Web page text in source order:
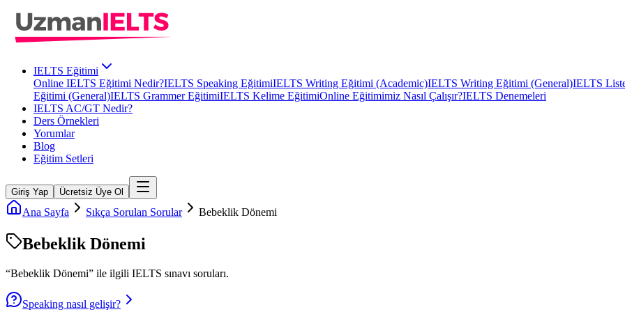
IELTS Eğitimi
Online IELTS Eğitimi Nedir?IELTS Speaking EğitimiIELTS Writing Eğitimi (Academic)IELTS Writing Eğitimi (General)IELTS
Eğitimi (General)IELTS Grammer EğitimiIELTS Kelime EğitimiOnline Eğitimimiz Nasıl Çalışır?IELTS Denemeleri
IELTS AC/GT Nedir?
Ders Örnekleri
Yorumlar
Blog
Eğitim Setleri
Giriş Yap Ücretsiz Üye Ol
Ana Sayfa Sıkça Sorulan Sorular Bebeklik Dönemi
Bebeklik Dönemi
“Bebeklik Dönemi” ile ilgili IELTS sınavı soruları.
Speaking nasıl gelişir?